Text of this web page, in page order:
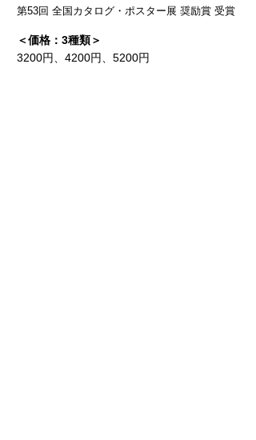
第53回 全国カタログ・ポスター展 奨励賞 受賞
＜価格：3種類＞
3200円、4200円、5200円